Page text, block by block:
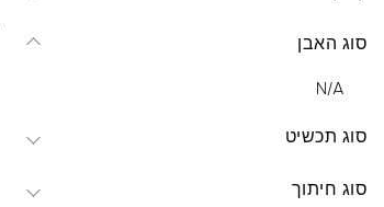
סוג האבן
N/A
סוג תכשיט
סוג חיתוך